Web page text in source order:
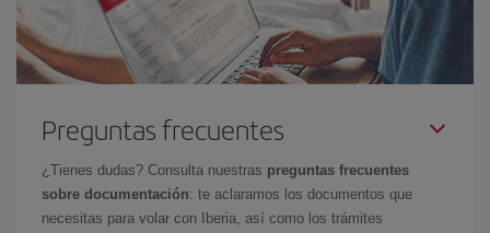
Preguntas frecuentes
¿Tienes dudas? Consulta nuestras preguntas frecuentes
sobre documentación: te aclaramos los documentos que
necesitas para volar con Iberia, así como los trámites